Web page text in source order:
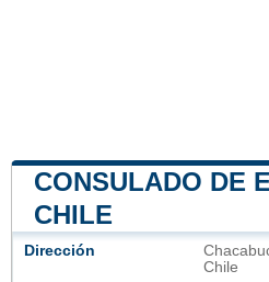
CONSULADO DE
CHILE
Dirección
Chile